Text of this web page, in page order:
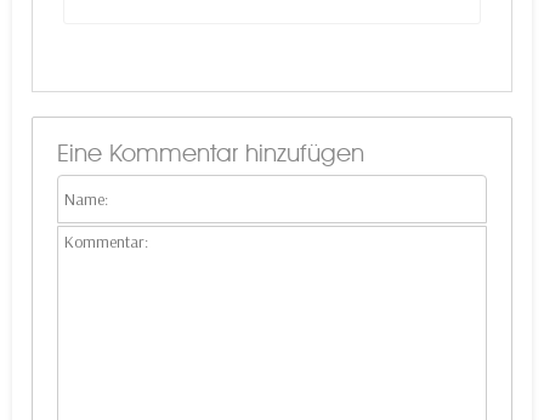
Eine Kommentar hinzufügen